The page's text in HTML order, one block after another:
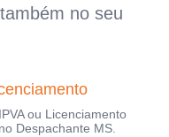
no seu
ou Licenciamento
Despachante MS.